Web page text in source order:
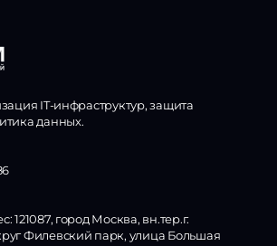
IT-инфраструктур, защита
данных.
121087, город Москва, вн.тер.г.
Филевский парк, улица Большая